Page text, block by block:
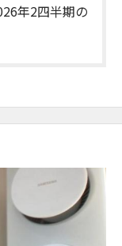
年2四半期の